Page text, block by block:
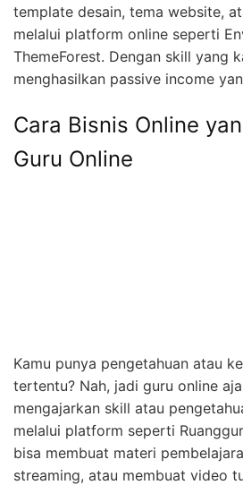
template desain, tema website,
melalui platform online seperti
ThemeForest. Dengan skill yang
menghasilkan passive income
Cara Bisnis Online
Guru Online
Kamu punya pengetahuan atau
tertentu? Nah, jadi guru online
mengajarkan skill atau
melalui platform seperti
bisa membuat materi
streaming, atau membuat video